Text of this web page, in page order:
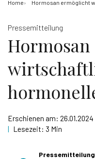
Home Hormosan ermöglicht
Pressemitteilung
Erschienen am: 26.01.2024
| Lesezeit: 3 Min
Pressemitteilung